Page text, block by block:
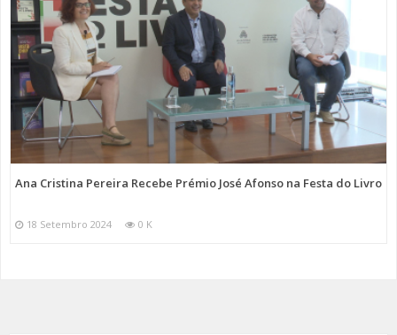
Ana Cristina Pereira Recebe Prémio José Afonso na Festa do Livro
18 Setembro 2024 0 K